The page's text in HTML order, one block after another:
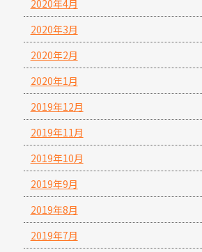
2020年4月
2020年3月
2020年2月
2020年1月
2019年12月
2019年11月
2019年10月
2019年9月
2019年8月
2019年7月